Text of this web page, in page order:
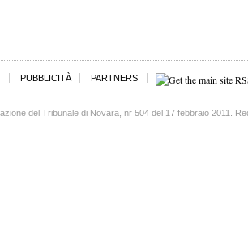
PUBBLICITÀ PARTNERS
del Tribunale di Novara, nr 504 del 17 febbraio 2011.